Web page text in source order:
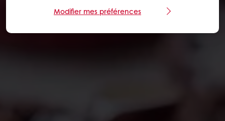
Modifier mes préférences